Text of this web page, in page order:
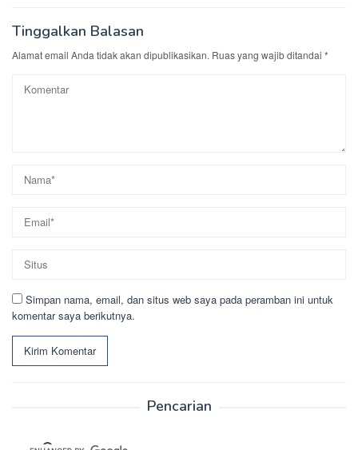
Tinggalkan Balasan
Alamat email Anda tidak akan dipublikasikan. Ruas yang wajib ditandai *
Simpan nama, email, dan situs web saya pada peramban ini untuk
komentar saya berikutnya.
Pencarian